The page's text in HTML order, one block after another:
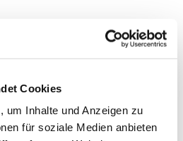
Cookies
um Inhalte und Anzeigen zu
für soziale Medien anbieten